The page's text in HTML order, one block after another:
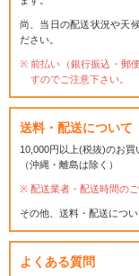
尚、当日の配送状況や天
ださい。
前払い（銀行振込・郵
すのでご注意下さい。
送料・配送について
10,000円以上(税抜)のお買
（沖縄・離島は除く）
配送業者・配送時間の
その他、送料・配送につ
よくある質問